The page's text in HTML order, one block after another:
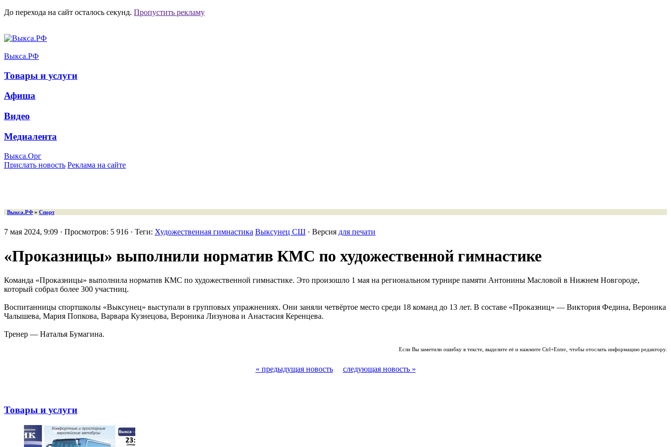
До перехода на сайт осталось секунд. Пропустить рекламу
Выкса.РФ
Товары и услуги
Афиша
Видео
Медиалента
Выкса.Орг
Прислать новость Реклама на сайте
Выкса.РФ » Спорт
7 мая 2024, 9:09 · Просмотров: 5 916 · Теги: Художественная гимнастика Выксунец СШ · Версия для печати
«Проказницы» выполнили норматив КМС по художественной гимнастике
Команда «Проказницы» выполнила норматив КМС по художественной гимнастике. Это произошло 1 мая на региональном турнире памяти Антонины Масловой в Нижнем Новгороде,
который собрал более 300 участниц.
Воспитанницы спортшколы «Выксунец» выступали в групповых упражнениях. Они заняли четвёртое место среди 18 команд до 13 лет. В составе «Проказниц» — Виктория Федина, Вероника
Чалышева, Мария Попкова, Варвара Кузнецова, Вероника Лизунова и Анастасия Керенцева.
Тренер — Наталья Бумагина.
Если Вы заметили ошибку в тексте, выделите её и нажмите Ctrl+Enter, чтобы отослать информацию редактору.
« предыдущая новость следующая новость »
Товары и услуги